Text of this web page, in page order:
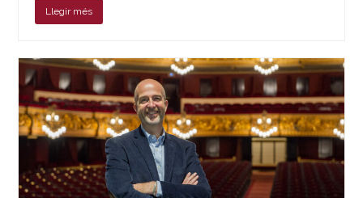
Llegir més